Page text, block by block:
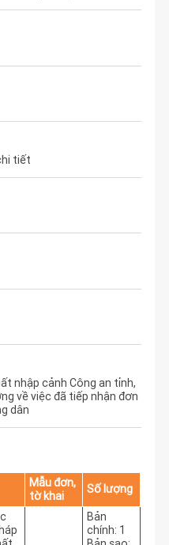
tiết
nhập cảnh Công an tỉnh,
về việc đã tiếp nhận đơn
dân
Mẫu đơn,
tờ khai
Số lượng
Bản
chính: 1